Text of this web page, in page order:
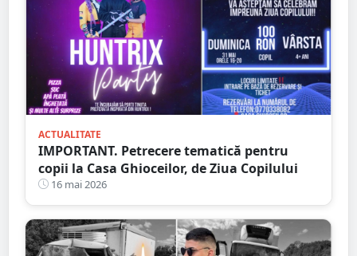
ACTUALITATE
IMPORTANT. Petrecere tematică pentru
copii la Casa Ghioceilor, de Ziua Copilului
16 mai 2026